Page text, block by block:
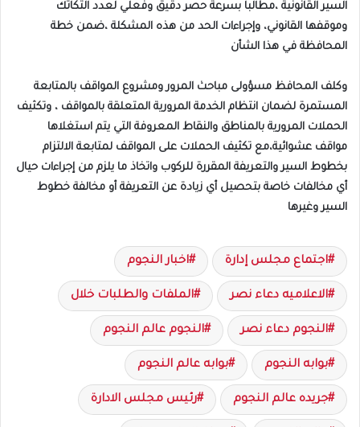
السير القانونية ،مطالبا بسرعة حصر دقيق وفعلي لعدد التكاتك
وموقفها القانوني، وإجراءات الحد من هذه المشكلة ،ضمن خطة
المحافظة في هذا الشأن
وكلف المحافظ مسؤولى مباحث المرور ومشروع المواقف بالمتابعة
المستمرة لضمان انتظام الخدمة المرورية المتعلقة بالمواقف ، وتكثيف
الحملات المرورية بالمناطق والنقاط المعروفة التي يتم استغلاها
مواقف عشوائية،مع تكثيف الحملات على المواقف لمتابعة الالتزام
بخطوط السير والتعريفة المقررة للركوب واتخاذ ما يلزم من إجراءات حيال
أي مخالفات خاصة بتحصيل أي زيادة عن التعريفة أو مخالفة خطوط
السير وغيرها
اجتماع مجلس إدارة اخبار النجوم
الاعلاميه دعاء نصر الملفات والطلبات خلال
النجوم دعاء نصر النجوم عالم النجوم
بوابه النجوم بوابه عالم النجوم
جريده عالم النجوم رئيس مجلس الادارة